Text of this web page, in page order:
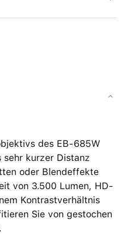
des EB-685W
sehr kurzer Distanz
oder Blendeffekte
von 3.500 Lumen, HD-
Kontrastverhältnis
Sie von gestochen